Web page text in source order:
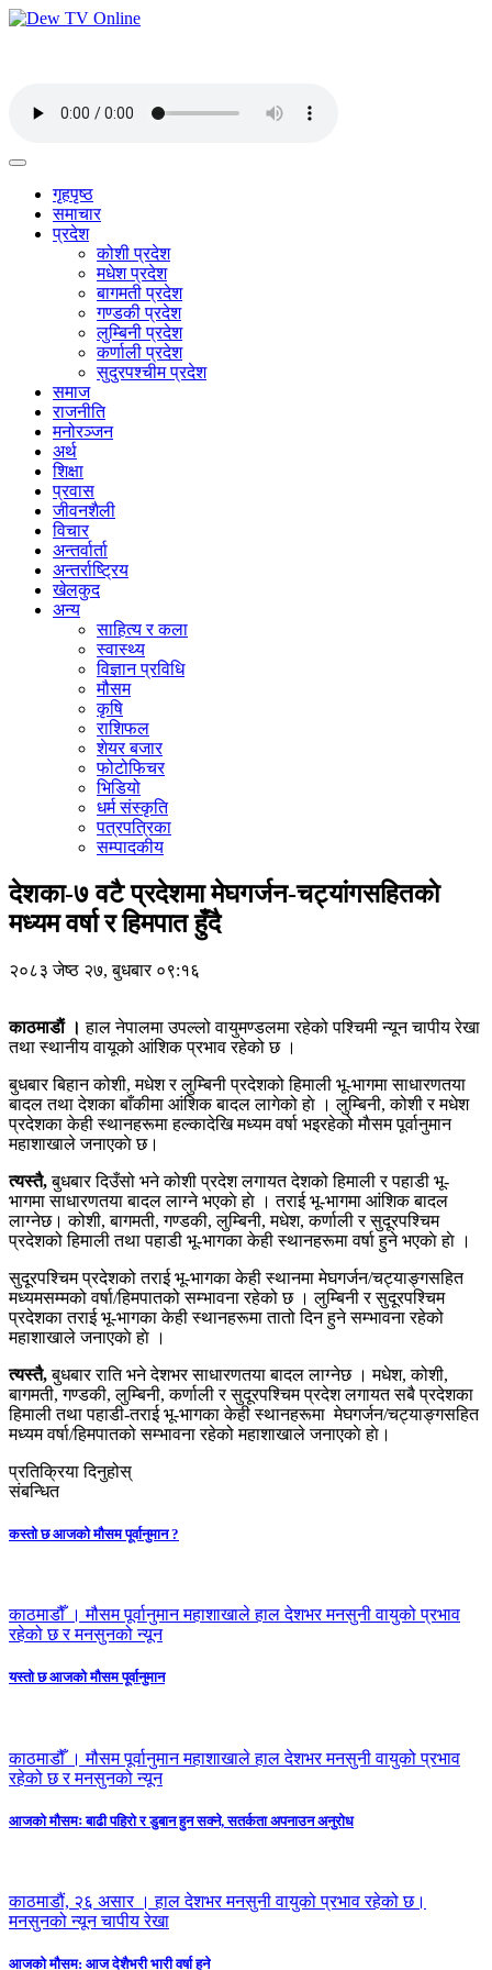
गृहपृष्ठ
समाचार
प्रदेश
कोशी प्रदेश
मधेश प्रदेश
बागमती प्रदेश
गण्डकी प्रदेश
लुम्बिनी प्रदेश
कर्णाली प्रदेश
सुदुरपश्चीम प्रदेश
समाज
राजनीति
मनोरञ्जन
अर्थ
शिक्षा
प्रवास
जीवनशैली
विचार
अन्तर्वार्ता
अन्तर्राष्ट्रिय
खेलकुद
अन्य
साहित्य र कला
स्वास्थ्य
विज्ञान प्रविधि
मौसम
कृषि
राशिफल
शेयर बजार
फोटोफिचर
भिडियो
धर्म संस्कृति
पत्रपत्रिका
सम्पादकीय
देशका-७ वटै प्रदेशमा मेघगर्जन-चट्यांगसहितकाे
मध्यम वर्षा र हिमपात हुँदै
२०८३ जेष्ठ २७, बुधबार ०९:१६
काठमाडाैं । हाल नेपालमा उपल्लो वायुमण्डलमा रहेको पश्चिमी न्यून चापीय रेखा
तथा स्थानीय वायूको आंशिक प्रभाव रहेको छ ।
बुधबार बिहान कोशी, मधेश र लुम्बिनी प्रदेशको हिमाली भू-भागमा साधारणतया
बादल तथा देशका बाँकीमा आंशिक बादल लागेको हाे । लुम्बिनी, कोशी र मधेश
प्रदेशका केही स्थानहरूमा हल्कादेखि मध्यम वर्षा भइरहेको माैसम पूर्वानुमान
महाशाखाले जनाएकाे छ।
त्यस्तै,बुधबार दिउँसो भने कोशी प्रदेश लगायत देशको हिमाली र पहाडी भू-
भागमा साधारणतया बादल लाग्ने भएकाे हाे । तराई भू-भागमा आंशिक बादल
लाग्नेछ। कोशी, बागमती, गण्डकी, लुम्बिनी, मधेश, कर्णाली र सुदूरपश्चिम
प्रदेशको हिमाली तथा पहाडी भू-भागका केही स्थानहरूमा वर्षा हुने भएकाे हाे ।
सुदूरपश्चिम प्रदेशको तराई भू-भागका केही स्थानमा मेघगर्जन/चट्याङ्गसहित
मध्यमसम्मको वर्षा/हिमपातको सम्भावना रहेको छ । लुम्बिनी र सुदूरपश्चिम
प्रदेशका तराई भू-भागका केही स्थानहरूमा तातो दिन हुने सम्भावना रहेको
महाशाखाले जनाएकाे हाे ।
त्यस्तै,बुधबार राति भने देशभर साधारणतया बादल लाग्नेछ । मधेश, कोशी,
बागमती, गण्डकी, लुम्बिनी, कर्णाली र सुदूरपश्चिम प्रदेश लगायत सबै प्रदेशका
हिमाली तथा पहाडी-तराई भू-भागका केही स्थानहरूमा मेघगर्जन/चट्याङ्गसहित
मध्यम वर्षा/हिमपातको सम्भावना रहेको महाशाखाले जनाएकाे हाे।
प्रतिक्रिया दिनुहोस्
संबन्धित
कस्तो छ आजको मौसम पूर्वानुमान ?
काठमाडौँ । मौसम पूर्वानुमान महाशाखाले हाल देशभर मनसुनी वायुको प्रभाव
रहेको छ र मनसुनको न्यून
यस्तो छ आजको मौसम पूर्वानुमान
काठमाडौँ । मौसम पूर्वानुमान महाशाखाले हाल देशभर मनसुनी वायुको प्रभाव
रहेको छ र मनसुनको न्यून
आजको मौसमः बाढी पहिराे र डुबान हुन सक्ने, सतर्कता अपनाउन अनुराेध
काठमाडौं, २६ असार । हाल देशभर मनसुनी वायुको प्रभाव रहेको छ।
मनसुनको न्यून चापीय रेखा
आजको मौसम: आज देशैभरी भारी वर्षा हुने